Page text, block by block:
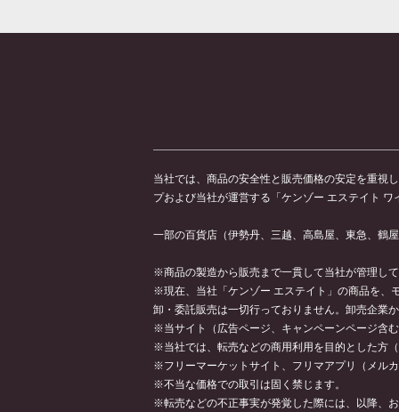
当社では、商品の安全性と販売価格の安定を重視
プおよび当社が運営する「ケンゾー エステイト
一部の百貨店（伊勢丹、三越、高島屋、東急、鶴
※商品の製造から販売まで一貫して当社が管理して
※現在、当社「ケンゾー エステイト」の商品を、
卸・委託販売は一切行っておりません。卸売企業
※当サイト（広告ページ、キャンペーンページ含
※当社では、転売などの商用利用を目的とした方
※フリーマーケットサイト、フリマアプリ（メル
※不当な価格での取引は固く禁じます。
※転売などの不正事実が発覚した際には、以降、